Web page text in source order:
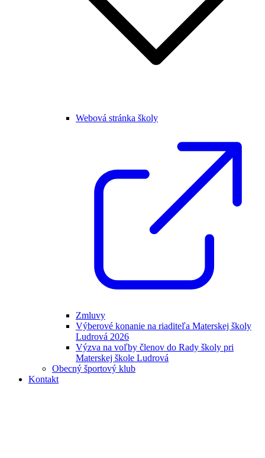
Webová stránka školy
Zmluvy
Výberové konanie na riaditeľa Materskej školy
Ludrová 2026
Výzva na voľby členov do Rady školy pri
Materskej škole Ludrová
Obecný športový klub
Kontakt